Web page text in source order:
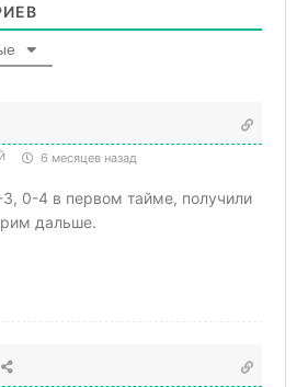
6 месяцев назад
0-4 в первом тайме, получили
дальше.